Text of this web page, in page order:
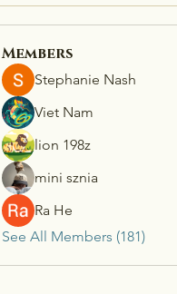
Members
Stephanie Nash
Viet Nam
lion 198z
mini sznia
Ra He
See All Members (181)